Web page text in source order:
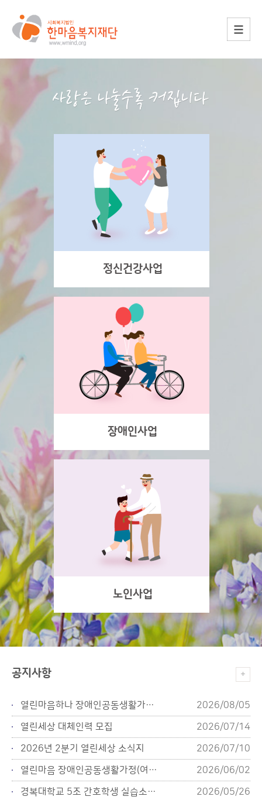
정신건강사업
장애인사업
노인사업
공지사항
열린마음하나 장애인공동생활가정(... 2026/08/05
열린세상 대체인력 모집 2026/07/14
2026년 2분기 열린세상 소식지 2026/07/10
열린마음 장애인공동생활가정(여) ... 2026/06/02
경복대학교 5조 간호학생 실습소감문 2026/05/26